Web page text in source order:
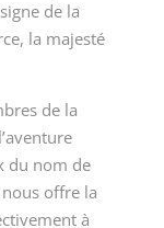
de la
la majesté
de la
du nom de
offre la
à